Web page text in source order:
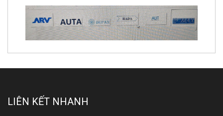
LIÊN KẾT NHANH